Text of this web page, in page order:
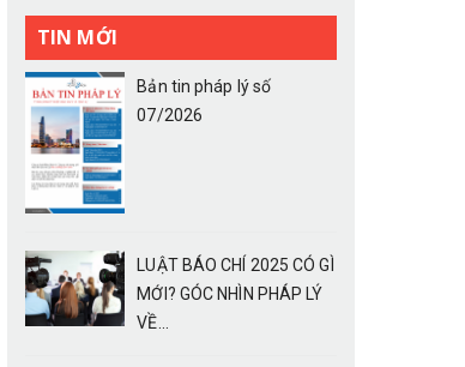
TIN MỚI
Bản tin pháp lý số
07/2026
LUẬT BÁO CHÍ 2025 CÓ GÌ
MỚI? GÓC NHÌN PHÁP LÝ
VỀ...